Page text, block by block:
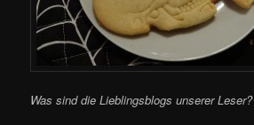
Was sind die Lieblingsblogs unserer Leser?